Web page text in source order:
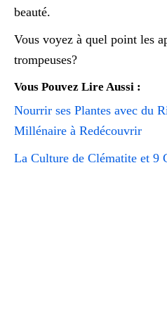
beauté.
Vous voyez à quel point les
trompeuses?
Vous Pouvez Lire Aussi :
Nourrir ses Plantes avec du
Millénaire à Redécouvrir
La Culture de Clématite et 9